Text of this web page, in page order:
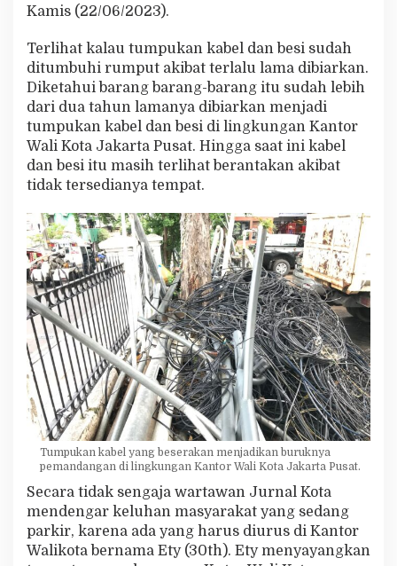
l
d
a
n
T
i
n
g
B
s
i
T
a
k
T
e
r
u
r
u
s
Kamis (22/06/2023).
Terlihat kalau tumpukan kabel dan besi sudah
ditumbuhi rumput akibat terlalu lama dibiarkan.
Diketahui barang barang-barang itu sudah lebih
dari dua tahun lamanya dibiarkan menjadi
tumpukan kabel dan besi di lingkungan Kantor
Wali Kota Jakarta Pusat. Hingga saat ini kabel
dan besi itu masih terlihat berantakan akibat
tidak tersedianya tempat.
Tumpukan kabel yang beserakan menjadikan buruknya
pemandangan di lingkungan Kantor Wali Kota Jakarta Pusat.
Secara tidak sengaja wartawan Jurnal Kota
mendengar keluhan masyarakat yang sedang
parkir, karena ada yang harus diurus di Kantor
Walikota bernama Ety (30th). Ety menyayangkan